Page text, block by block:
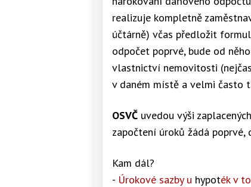
realizuje kompletně
účtárně) včas předložit
odpočet poprvé, bude od
vlastnictví nemovitosti
v daném místě a velmi často
OSVČ uvedou výši
započtení úroků žádá poprvé,
Kam dál?
- Úrokové sazby u hypoték v